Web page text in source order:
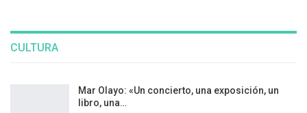
CULTURA
Mar Olayo: «Un concierto, una exposición, un
libro, una…